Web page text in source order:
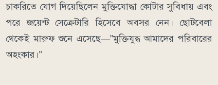
চাকরিতে যোগ দিয়েছিলেন মুক্তিযোদ্ধা কোটার সুবিধায় এবং
পরে জয়েন্ট সেক্রেটারি হিসেবে অবসর নেন। ছোটবেলা
থেকেই মারুফ শুনে এসেছে—"মুক্তিযুদ্ধ আমাদের পরিবারের
অহংকার।"